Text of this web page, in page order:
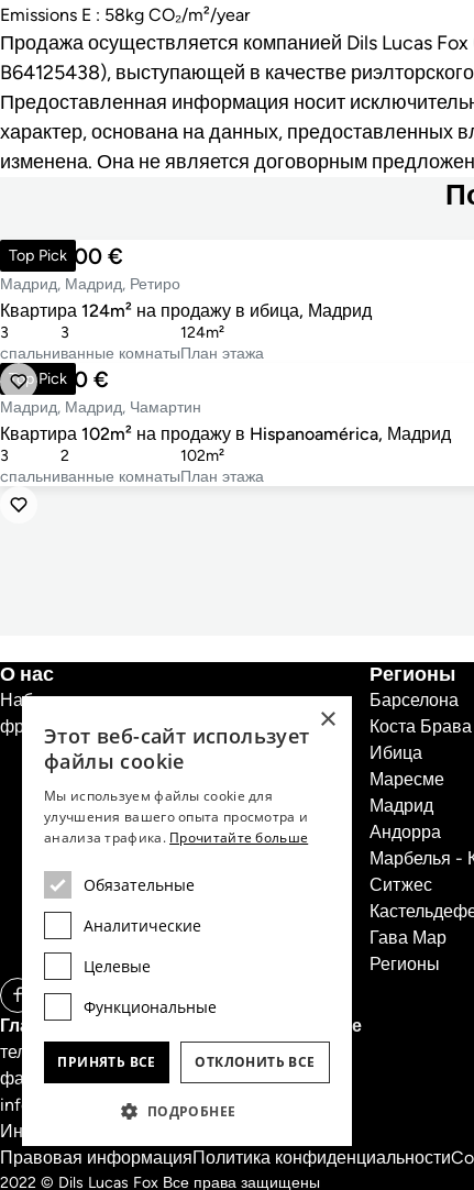
Emissions E : 58kg CO₂/m²/year
Продажа осуществляется компанией Dils Lucas
B64125438), выступающей в качестве
Предоставленная информация носит
характер, основана на данных, предоставленных
изменена. Она не является договорным
Top Pick
1 390 000 €
Мадрид, Мадрид, Ретиро
Квартира 124m² на продажу в ибица, Мадрид
cпальни
3
ванные комнаты
3
План этажа
124m²
Top Pick
986 000 €
Мадрид, Мадрид, Чамартин
Квартира 102m² на продажу в Hispanoamérica, Мадрид
cпальни
3
ванные комнаты
2
План этажа
102m²
О нас
Набор персонала
франшизы недвижимости
Регионы
Барселона
Коста Брава
Ибица
Маресме
Мадрид
Андорра
Марбелья -
Ситжес
Гава Мар
Регионы
Главный офис Dils Lucas Fox в Барселоне
тел.
(+34) 933 562 989
факс(+34) 933 041 848
info@lucasfox.com
Информация о региональных офисах
Правовая информацияПолитика конфиденциальности
2022 © Dils Lucas Fox Все права защищены
×
Этот веб-сайт использует
файлы cookie
Мы используем файлы cookie для
улучшения вашего опыта просмотра и
анализа трафика. Прочитайте больше
Обязательные
Аналитические
Целевые
Функциональные
ПРИНЯТЬ ВСЕ ОТКЛОНИТЬ ВСЕ
ПОДРОБНЕЕ